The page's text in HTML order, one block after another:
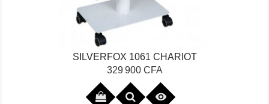
SILVERFOX 1061 CHARIOT
Prix
329 900 CFA
